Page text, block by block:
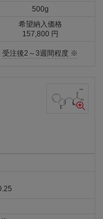
500g
希望納入価格
157,800 円
受注後2～3週間程度 ※